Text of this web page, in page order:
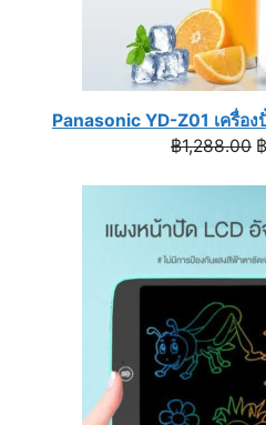
Panasonic YD-Z01 เครื่อ
฿1,288.00 ฿